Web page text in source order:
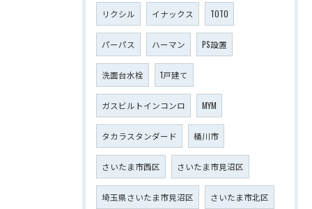
リクシル イナックス TOTO
パーパス ハーマン PS設置
洗面台水栓 1戸建て
ガスビルトインコンロ MYM
タカラスタンダード 桶川市
さいたま市西区 さいたま市見沼区
埼玉県さいたま市見沼区 さいたま市北区